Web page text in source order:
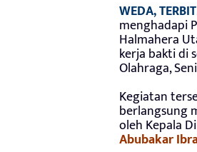
WEDA,
menghadapi
Halmahera
kerja bakti di
Olahraga,
Kegiatan
berlangsung
oleh Kepala
Abubakar